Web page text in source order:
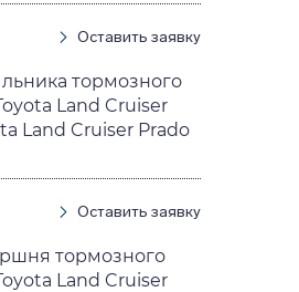
Оставить заявку
тормозного
Land Cruiser
Land Cruiser Prado
Оставить заявку
тормозного
Land Cruiser